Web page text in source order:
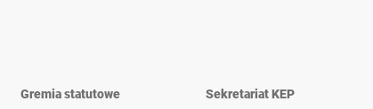
Gremia statutowe
Sekretariat KEP